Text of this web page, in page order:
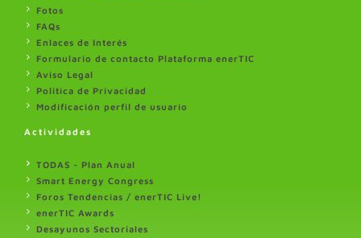
Fotos
FAQs
Enlaces de Interés
Formulario de contacto Plataforma enerTIC
Aviso Legal
Politica de Privacidad
Modificación perfil de usuario
Actividades
TODAS - Plan Anual
Smart Energy Congress
Foros Tendencias / enerTIC Live!
enerTIC Awards
Desayunos Sectoriales